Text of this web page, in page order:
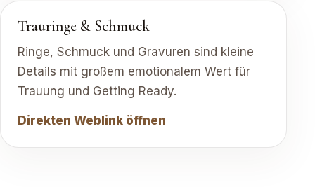
Trauringe & Schmuck
Ringe, Schmuck und Gravuren sind kleine
Details mit großem emotionalem Wert für
Trauung und Getting Ready.
Direkten Weblink öffnen